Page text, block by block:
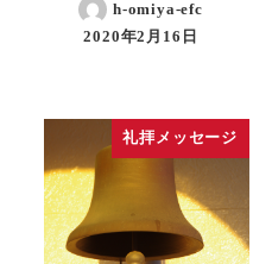
h-omiya-efc
2020年2月16日
礼拝メッセージ